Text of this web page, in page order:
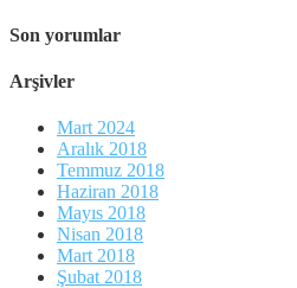
Son yorumlar
Arşivler
Mart 2024
Aralık 2018
Temmuz 2018
Haziran 2018
Mayıs 2018
Nisan 2018
Mart 2018
Şubat 2018